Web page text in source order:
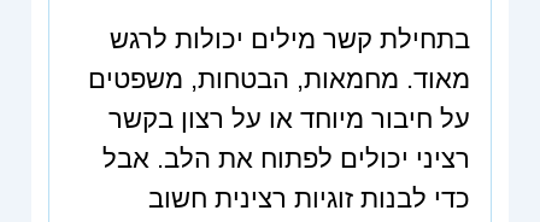
בתחילת קשר מילים יכולות לרגש
מאוד. מחמאות, הבטחות, משפטים
על חיבור מיוחד או על רצון בקשר
רציני יכולים לפתוח את הלב. אבל
כדי לבנות זוגיות רצינית חשוב